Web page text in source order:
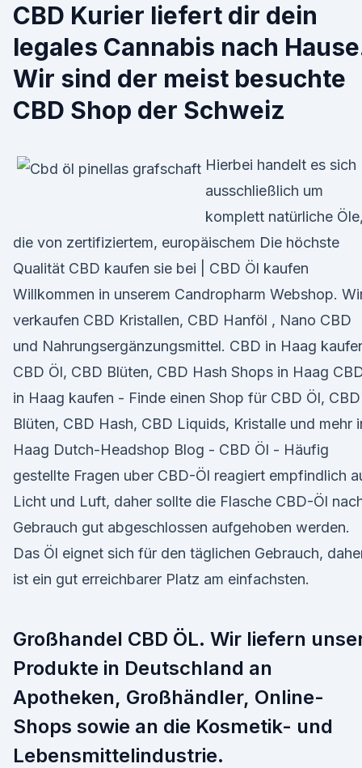
CBD Kurier liefert dir dein
legales Cannabis nach
Wir sind der meist besuchte
CBD Shop der Schweiz
Hierbei handelt es sich
ausschließlich um
komplett natürliche
die von zertifiziertem, europäischem Die höchste
Qualität CBD kaufen sie bei | CBD Öl kaufen
Willkommen in unserem Candropharm Webshop.
verkaufen CBD Kristallen, CBD Hanföl , Nano CBD
und Nahrungsergänzungsmittel. CBD in Haag
CBD Öl, CBD Blüten, CBD Hash Shops in Haag
in Haag kaufen - Finde einen Shop für CBD Öl, CBD
Blüten, CBD Hash, CBD Liquids, Kristalle und mehr
Haag Dutch-Headshop Blog - CBD Öl - Häufig
gestellte Fragen uber CBD-Öl reagiert empfindlich
Licht und Luft, daher sollte die Flasche CBD-Öl
Gebrauch gut abgeschlossen aufgehoben werden.
Das Öl eignet sich für den täglichen Gebrauch,
ist ein gut erreichbarer Platz am einfachsten.
Großhandel CBD ÖL. Wir liefern
Produkte in Deutschland an
Apotheken, Großhändler, Online-
Shops sowie an die Kosmetik- und
Lebensmittelindustrie.